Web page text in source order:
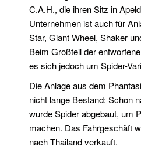
C.A.H., die ihren Sitz in
Unternehmen ist auch für
Star, Giant Wheel, Shaker
Beim Großteil der
es sich jedoch um Spider-
Die Anlage aus dem
nicht lange Bestand: Schon
wurde Spider abgebaut, um
machen. Das Fahrgeschäft
nach Thailand verkauft.